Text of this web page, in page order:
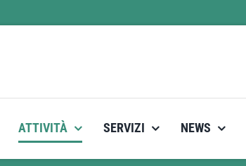
ATTIVITÀ SERVIZI NEWS